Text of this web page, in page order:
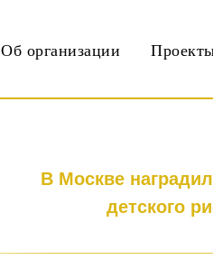
Об организации
В Москве
детского